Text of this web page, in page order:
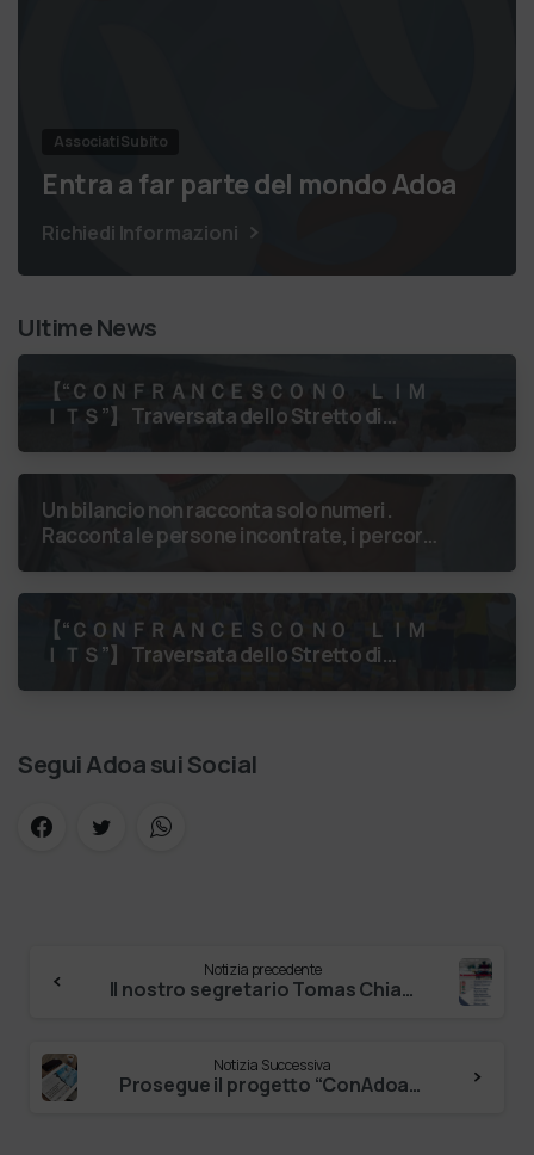
Associati Subito
Entra a far parte del mondo Adoa
Richiedi Informazioni
Ultime News
【 “ＣＯＮＦＲＡＮＣＥＳＣＯ ＮＯ ＬＩＭ
ＩＴＳ”】 Traversata dello Stretto di
Un bilancio non racconta solo numeri.
Racconta le persone incontrate, i percorsi
【 “ＣＯＮＦＲＡＮＣＥＳＣＯ ＮＯ ＬＩＭ
ＩＴＳ”】 Traversata dello Stretto di
Segui Adoa sui Social
Notizia precedente
Il nostro segretario Tomas Chiaramonte invitato come esperto dai sindacati CGIL, CISL e UIL, per approfondire i temi dei sistemi di cura de…
Notizia Successiva
Prosegue il progetto “ConAdoa:-dolore+vita”: un equipe multiprofessionale composta da medici, farmacologi, esperti di realtà virtuale, fisio…